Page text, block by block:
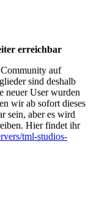
erreichbar
auf
sind deshalb
neuer User wurden
wir ab sofort dieses
sein, aber es wird
Hier findet ihr
tml-studios-